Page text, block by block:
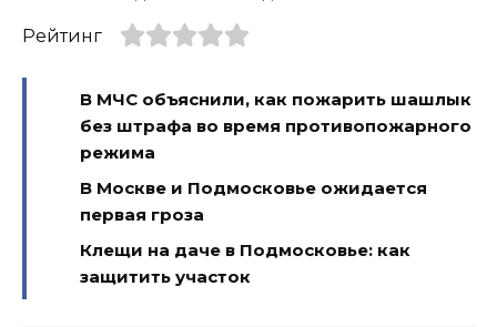
Рейтинг
В МЧС объяснили, как пожарить шашлык
без штрафа во время противопожарного
режима
В Москве и Подмосковье ожидается
первая гроза
Клещи на даче в Подмосковье: как
защитить участок